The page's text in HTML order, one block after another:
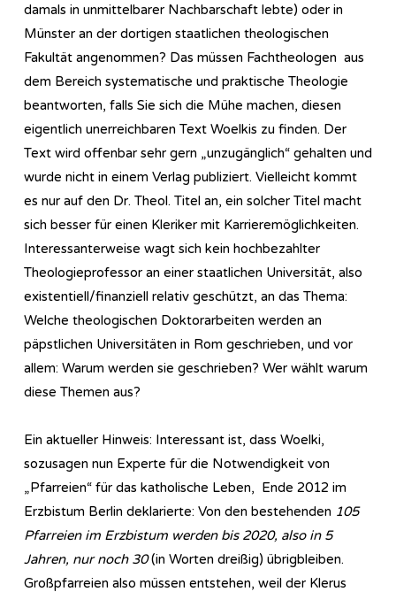
damals in unmittelbarer Nachbarschaft lebte) oder in
Münster an der dortigen staatlichen theologischen
Fakultät angenommen? Das müssen Fachtheologen aus
dem Bereich systematische und praktische Theologie
beantworten, falls Sie sich die Mühe machen, diesen
eigentlich unerreichbaren Text Woelkis zu finden. Der
Text wird offenbar sehr gern „unzugänglich“ gehalten und
wurde nicht in einem Verlag publiziert. Vielleicht kommt
es nur auf den Dr. Theol. Titel an, ein solcher Titel macht
sich besser für einen Kleriker mit Karrieremöglichkeiten.
Interessanterweise wagt sich kein hochbezahlter
Theologieprofessor an einer staatlichen Universität, also
existentiell/finanziell relativ geschützt, an das Thema:
Welche theologischen Doktorarbeiten werden an
päpstlichen Universitäten in Rom geschrieben, und vor
allem: Warum werden sie geschrieben? Wer wählt warum
diese Themen aus?
Ein aktueller Hinweis: Interessant ist, dass Woelki,
sozusagen nun Experte für die Notwendigkeit von
„Pfarreien“ für das katholische Leben, Ende 2012 im
Erzbistum Berlin deklarierte: Von den bestehenden 105
Pfarreien im Erzbistum werden bis 2020, also in 5
Jahren, nur noch 30(in Worten dreißig) übrigbleiben.
Großpfarreien also müssen entstehen, weil der Klerus